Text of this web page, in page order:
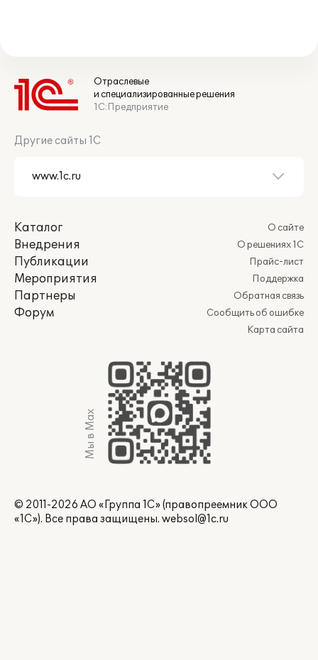
Отраслевые
и специализированные решения
1С:Предприятие
Другие сайты 1С
Каталог
Внедрения
Публикации
Мероприятия
Партнеры
Форум
О сайте
О решениях 1С
Прайс-лист
Поддержка
Обратная связь
Сообщить об ошибке
Карта сайта
Мы в Max
© 2011-2026 АО «Группа 1С» (правопреемник ООО
«1С»). Все права защищены. websol@1c.ru